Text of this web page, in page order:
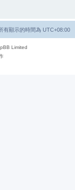
有顯示的時間為 UTC+08:00
Limited